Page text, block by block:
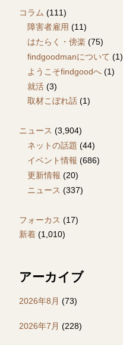
コラム (111)
障害者雇用 (11)
はたらく・傍楽 (75)
findgoodmanについて (1)
ようこそfindgoodへ (1)
就活 (3)
取材こぼれ話 (1)
ニュース (3,904)
ネットの話題 (44)
イベント情報 (686)
更新情報 (20)
ニュース (337)
フォーカス (17)
新着 (1,010)
アーカイブ
2026年8月 (73)
2026年7月 (228)